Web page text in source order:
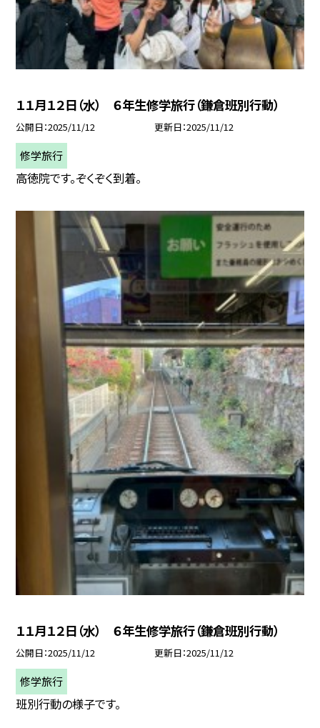
１１月１２日（水） ６年生修学旅行（鎌倉班別行動）
公開日 2025/11/12 更新日 2025/11/12
修学旅行
高徳院です。ぞくぞく到着。
１１月１２日（水） ６年生修学旅行（鎌倉班別行動）
公開日 2025/11/12 更新日 2025/11/12
修学旅行
班別行動の様子です。